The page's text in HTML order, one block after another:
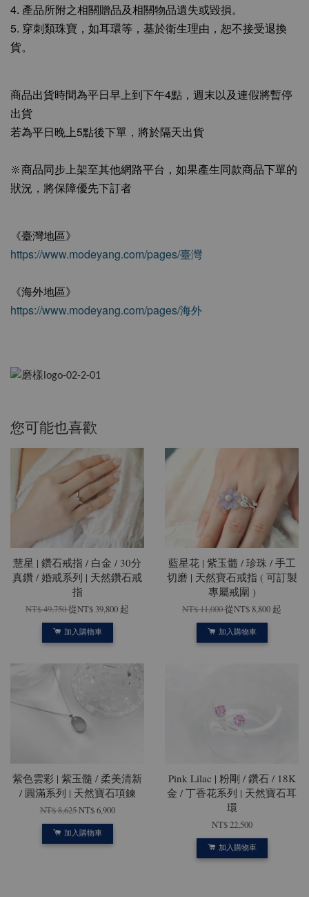
4. 產品所附之相關贈品及相關物品遺失或毀損。
5. 穿刺類珠寶，如耳環等，基於衛生理由，恕不接受退換
貨。
商品出貨時間為平日早上到下午4點，週末以及連假將暫停
出貨
若為平日晚上5點後下單，將於隔天出貨
🔆商品同步上架至其他網路平台，如果產生同款商品下單的
狀況，將保障優先下訂者
《臺灣地區》
https://www.modeyang.com/pages/臺灣
《海外地區》
https://www.modeyang.com/pages/海外
您可能也喜歡
慧星 | 鑽石戒指 / 白金 / 30分
真鑽 / 婚戒系列 | 天然鑽石戒
指
NT$ 49,750從NT$ 39,800 起
加入購物車
藍星花 | 紫玉髓 / 珍珠 / 手工
切磨 | 天然寶石戒指 ( 可訂製
專屬戒圍 )
NT$ 11,000從NT$ 8,800 起
加入購物車
紫色雲彩 | 紫玉髓 / 柔美清新
/ 圓滿系列 | 天然寶石項鍊
NT$ 8,625NT$ 6,900
加入購物車
Pink Lilac | 粉剛 / 鑽石 / 18K
金 / 丁香花系列 | 天然寶石耳
環
NT$ 22,500
加入購物車